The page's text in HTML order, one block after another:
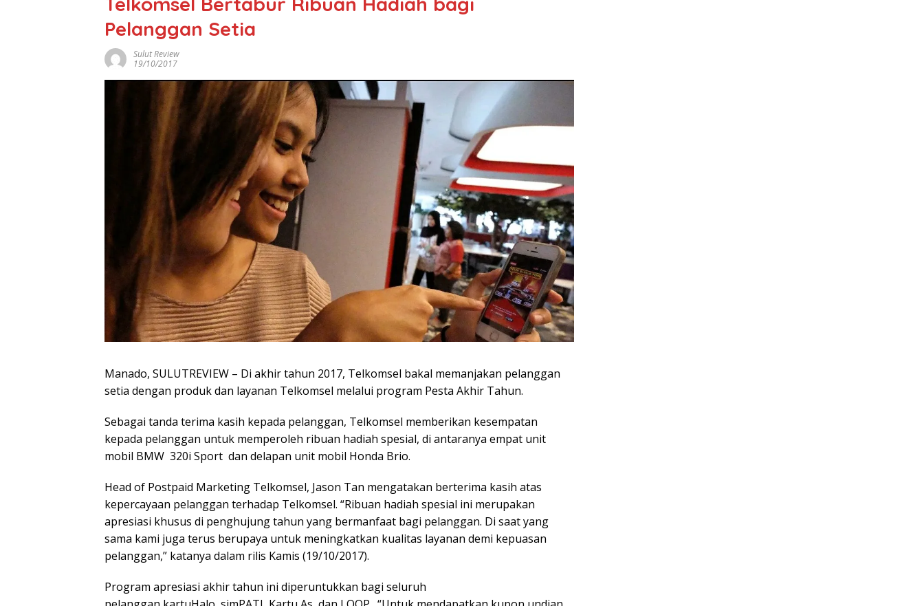
Pelanggan Setia
Sulut Review
19/10/2017
Manado, SULUTREVIEW – Di akhir tahun 2017, Telkomsel bakal memanjakan pelanggan
setia dengan produk dan layanan Telkomsel melalui program Pesta Akhir Tahun.
Sebagai tanda terima kasih kepada pelanggan, Telkomsel memberikan kesempatan
kepada pelanggan untuk memperoleh ribuan hadiah spesial, di antaranya empat unit
mobil BMW 320i Sport dan delapan unit mobil Honda Brio.
Head of Postpaid Marketing Telkomsel, Jason Tan mengatakan berterima kasih atas
kepercayaan pelanggan terhadap Telkomsel. “Ribuan hadiah spesial ini merupakan
apresiasi khusus di penghujung tahun yang bermanfaat bagi pelanggan. Di saat yang
sama kami juga terus berupaya untuk meningkatkan kualitas layanan demi kepuasan
pelanggan,” katanya dalam rilis Kamis (19/10/2017).
Program apresiasi akhir tahun ini diperuntukkan bagi seluruh